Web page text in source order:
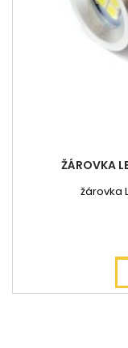
ŽÁROVKA
žárovka